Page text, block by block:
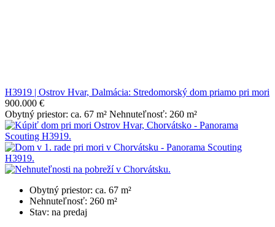
H3919 | Ostrov Hvar, Dalmácia: Stredomorský dom priamo pri mori
900.000 €
Obytný priestor: ca. 67 m² Nehnuteľnosť: 260 m²
Obytný priestor: ca. 67 m²
Nehnuteľnosť: 260 m²
Stav: na predaj